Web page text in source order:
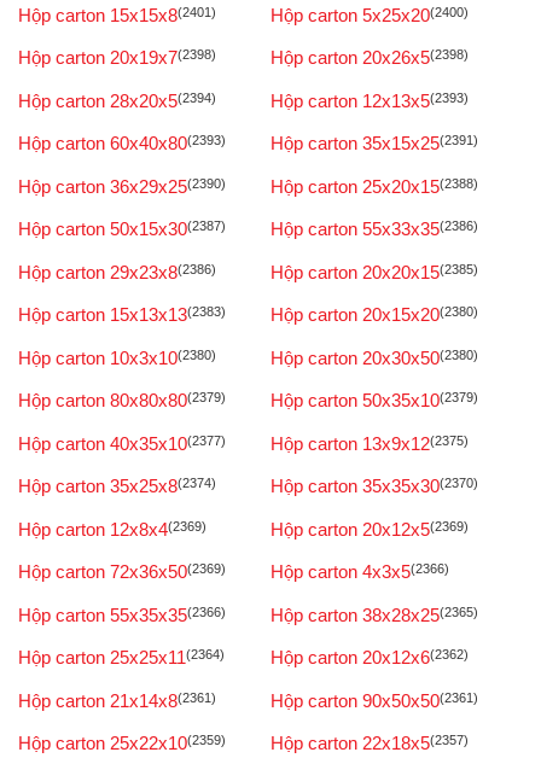
Hộp carton 15x15x8(2401) Hộp carton 5x25x20(2400)
Hộp carton 20x19x7(2398) Hộp carton 20x26x5(2398)
Hộp carton 28x20x5(2394) Hộp carton 12x13x5(2393)
Hộp carton 60x40x80(2393) Hộp carton 35x15x25(2391)
Hộp carton 36x29x25(2390) Hộp carton 25x20x15(2388)
Hộp carton 50x15x30(2387) Hộp carton 55x33x35(2386)
Hộp carton 29x23x8(2386) Hộp carton 20x20x15(2385)
Hộp carton 15x13x13(2383) Hộp carton 20x15x20(2380)
Hộp carton 10x3x10(2380) Hộp carton 20x30x50(2380)
Hộp carton 80x80x80(2379) Hộp carton 50x35x10(2379)
Hộp carton 40x35x10(2377) Hộp carton 13x9x12(2375)
Hộp carton 35x25x8(2374) Hộp carton 35x35x30(2370)
Hộp carton 12x8x4(2369) Hộp carton 20x12x5(2369)
Hộp carton 72x36x50(2369) Hộp carton 4x3x5(2366)
Hộp carton 55x35x35(2366) Hộp carton 38x28x25(2365)
Hộp carton 25x25x11(2364) Hộp carton 20x12x6(2362)
Hộp carton 21x14x8(2361) Hộp carton 90x50x50(2361)
Hộp carton 25x22x10(2359) Hộp carton 22x18x5(2357)